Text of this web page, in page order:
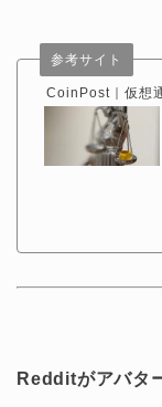
CoinPost｜仮想
参考サイト
Redditがアバタ